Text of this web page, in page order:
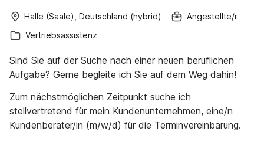
Halle (Saale), Deutschland (hybrid)
Angestellte/r
Vertriebsassistenz
Sind Sie auf der Suche nach einer neuen beruflichen
Aufgabe? Gerne begleite ich Sie auf dem Weg dahin!
Zum nächstmöglichen Zeitpunkt suche ich
stellvertretend für mein Kundenunternehmen, eine/n
Kundenberater/in (m/w/d) für die Terminvereinbarung.